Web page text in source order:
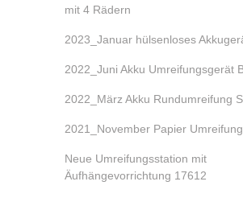
mit 4 Rädern
2023_Januar hülsenloses
2022_Juni Akku Umreifungsgerät
2022_März Akku Rundumreifung
2021_November Papier
Neue Umreifungsstation mit
Äufhängevorrichtung 17612